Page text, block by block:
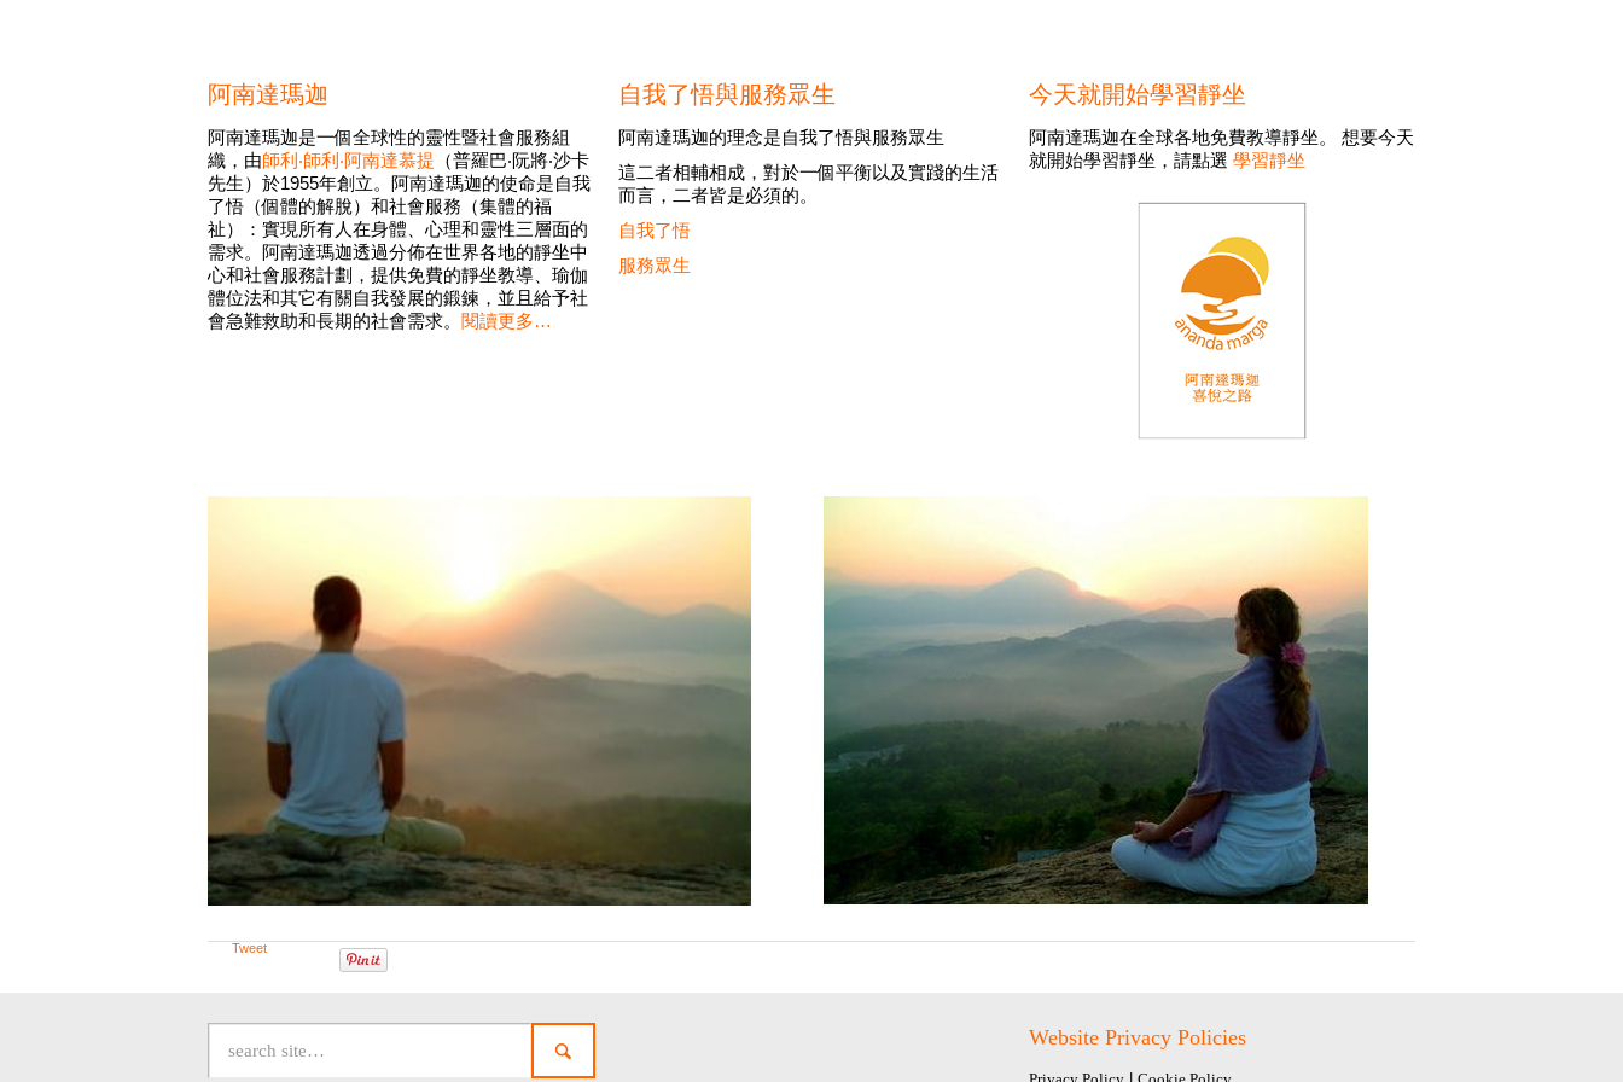
阿南達瑪迦
阿南達瑪迦是一個全球性的靈性暨社會服務組
織，由師利‧師利‧阿南達慕提 （普羅巴‧阮將‧沙卡
先生）於1955年創立。阿南達瑪迦的使命是自我
了悟（個體的解脫）和社會服務（集體的福
祉）：實現所有人在身體、心理和靈性三層面的
需求。阿南達瑪迦透過分佈在世界各地的靜坐中
心和社會服務計劃，提供免費的靜坐教導、瑜伽
體位法和其它有關自我發展的鍛鍊，並且給予社
會急難救助和長期的社會需求。 閱讀更多…
自我了悟與服務眾生
阿南達瑪迦的理念是自我了悟與服務眾生
這二者相輔相成，對於一個平衡以及實踐的生活
而言，二者皆是必須的。
自我了悟
服務眾生
今天就開始學習靜坐
阿南達瑪迦在全球各地免費教導靜坐。 想要今天
就開始學習靜坐，請點選 學習靜坐
Tweet
Website Privacy Policies